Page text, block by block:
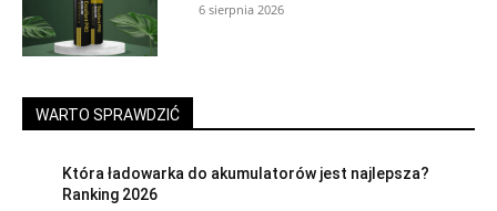
6 sierpnia 2026
WARTO SPRAWDZIĆ
Która ładowarka do akumulatorów jest najlepsza?
Ranking 2026